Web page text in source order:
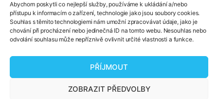
Abychom poskytli co nejlepší služby, používáme k ukládání a/nebo
přístupu k informacím o zařízení, technologie jako jsou soubory cookies.
Souhlas s těmito technologiemi nám umožní zpracovávat údaje, jako je
chování při procházení nebo jedinečná ID na tomto webu. Nesouhlas nebo
odvolání souhlasu může nepříznivě ovlivnit určité vlastnosti a funkce.
PŘÍJMOUT
ZOBRAZIT PŘEDVOLBY
Zásady cookies
Nastavení cookies
© 2026 TipNaFilm.cz. Všechna práva vyhrazena.
Copyright © 2026 TipNaFilm.cz. Všechna práva vyhrazena.